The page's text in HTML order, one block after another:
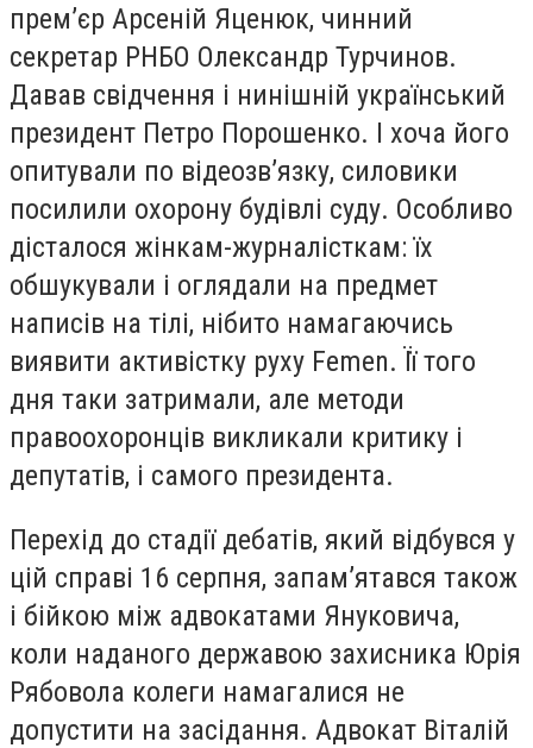
прем’єр Арсеній Яценюк, чинний
секретар РНБО Олександр Турчинов.
Давав свідчення і нинішній український
президент Петро Порошенко. І хоча його
опитували по відеозв’язку, силовики
посилили охорону будівлі суду. Особливо
дісталося жінкам-журналісткам: їх
обшукували і оглядали на предмет
написів на тілі, нібито намагаючись
виявити активістку руху Femen. Її того
дня таки затримали, але методи
правоохоронців викликали критику і
депутатів, і самого президента.
Перехід до стадії дебатів, який відбувся у
цій справі 16 серпня, запам’ятався також
і бійкою між адвокатами Януковича,
коли наданого державою захисника Юрія
Рябовола колеги намагалися не
допустити на засідання. Адвокат Віталій